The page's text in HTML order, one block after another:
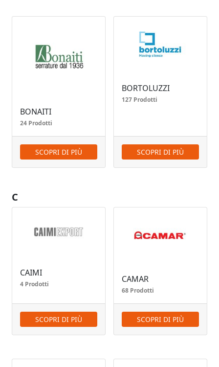
BONAITI
24 Prodotti
SCOPRI DI PIÙ
BORTOLUZZI
127 Prodotti
SCOPRI DI PIÙ
C
CAIMI
4 Prodotti
SCOPRI DI PIÙ
CAMAR
68 Prodotti
SCOPRI DI PIÙ